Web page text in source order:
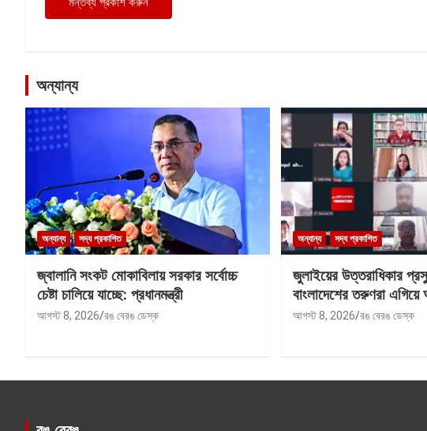
অন্যান্য
অন্যান্য সদ্য প্রকাশিত
জ্বালানি সংকট মোকাবিলায় সরকার সর্বোচ্চ
চেষ্টা চালিয়ে যাচ্ছে: প্রধানমন্ত্রী
আগস্ট 8, 2026 রঙ বেরঙ ডেস্ক
অন্যান্য সদ্য প্রকাশিত
জুলাইয়ের উত্তরাধিকার
বাংলাদেশের তরুণরা
আগস্ট 8, 2026 রঙ বেরঙ ডেস্ক